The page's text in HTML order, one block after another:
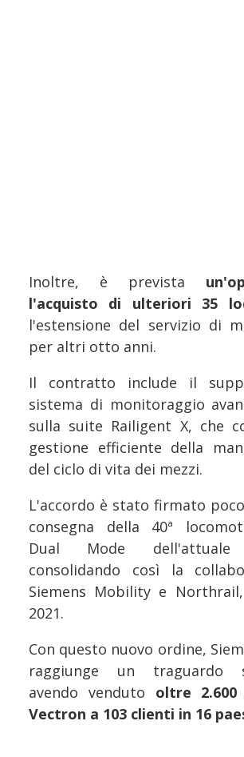
Inoltre, è prevista
l'acquisto di ulteriori 35
l'estensione del servizio di
per altri otto anni.
Il contratto include il
sistema di monitoraggio
sulla suite Railigent X, che
gestione efficiente della
del ciclo di vita dei mezzi.
L'accordo è stato firmato
consegna della 40ª
Dual Mode dell'attuale
consolidando così la
Siemens Mobility e
2021.
Con questo nuovo ordine,
raggiunge un traguardo
avendo venduto oltre
Vectron a 103 clienti in 16